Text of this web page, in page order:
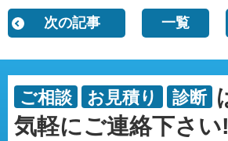
次の記事 一覧
ご相談 お見積り 診断
気軽にご連絡下さい